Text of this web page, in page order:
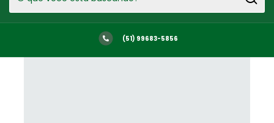
(51) 99683-5856